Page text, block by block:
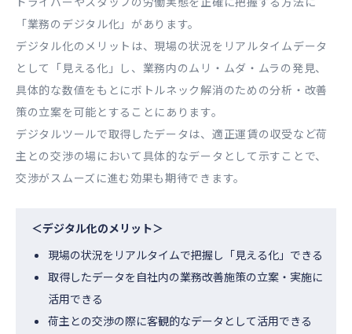
「業務のデジタル化」があります。
デジタル化のメリットは、現場の状況をリアルタイムデータ
として「見える化」し、業務内のムリ・ムダ・ムラの発見、
具体的な数値をもとにボトルネック解消のための分析・改善
策の立案を可能とすることにあります。
デジタルツールで取得したデータは、適正運賃の収受など荷
主との交渉の場において具体的なデータとして示すことで、
交渉がスムーズに進む効果も期待できます。
＜デジタル化のメリット＞
現場の状況をリアルタイムで把握し「見える化」できる
取得したデータを自社内の業務改善施策の立案・実施に
活用できる
荷主との交渉の際に客観的なデータとして活用できる